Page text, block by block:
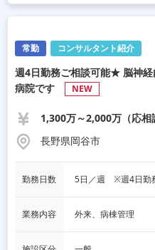
常勤 コンサルタント紹介
週4日勤務ご相談可能★ 脳神
病院です
NEW
1,300万～2,000万（応相
長野県岡谷市
勤務日数 5日／週　※週4日勤
業務内容 外来、病棟管理